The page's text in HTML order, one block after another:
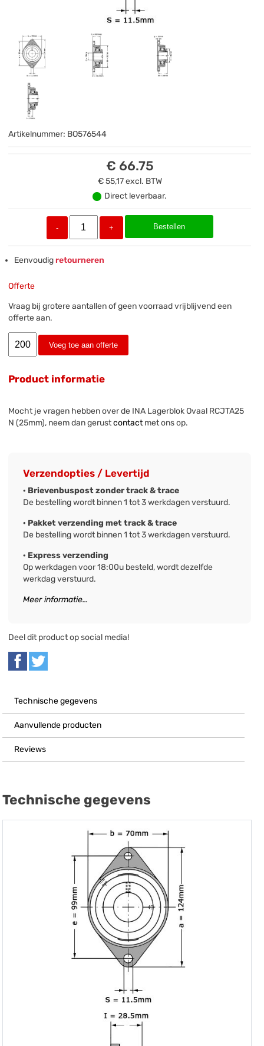
Artikelnummer: BO576544
€ 66.75
€ 55,17excl. BTW
Direct leverbaar.
- + Bestellen
Eenvoudigretourneren
Offerte
Vraag bij grotere aantallen of geen voorraad vrijblijvend een
offerte aan.
Voeg toe aan offerte
Product informatie
Mocht je vragen hebben over de INA Lagerblok Ovaal RCJTA25
N (25mm), neem dan gerustcontactmet ons op.
Verzendopties / Levertijd
· Brievenbuspost zonder track & trace
De bestelling wordt binnen 1 tot 3 werkdagen verstuurd.
· Pakket verzending met track & trace
De bestelling wordt binnen 1 tot 3 werkdagen verstuurd.
· Express verzending
Op werkdagen voor 18:00u besteld, wordt dezelfde
werkdag verstuurd.
Meer informatie...
Deel dit product op social media!
Technische gegevens
Aanvullende producten
Reviews
Technische gegevens